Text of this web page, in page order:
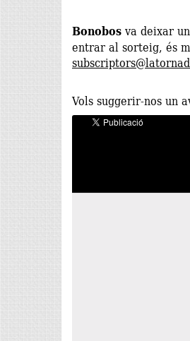
Bonobosva deixar
entrar al sorteig, és
Vols suggerir-nos un